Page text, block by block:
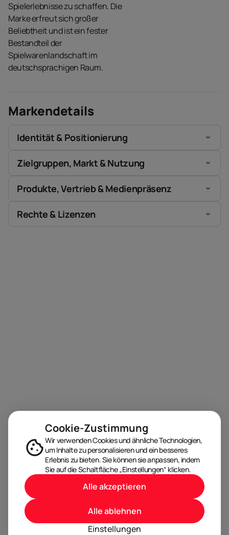
Spielerlebnisse zu schaffen. Die
Marke erfreut sich großer
Beliebtheit und ist ein fester
Bestandteil der
Spielwarenlandschaft im
deutschsprachigen Raum.
Markendetails
Identität & Positionierung
Zielgruppen, Markt & Nutzung
Produkte, Vertrieb & Medienpräsenz
Rechte & Lizenzen
Cookie-Zustimmung
Wir verwenden Cookies und ähnliche Technologien,
um Inhalte zu personalisieren und ein besseres
Erlebnis zu bieten. Sie können sie anpassen, indem
Sie auf die Schaltfläche „Einstellungen“ klicken.
Einstellungen
Alle ablehnen
Alle akzeptieren